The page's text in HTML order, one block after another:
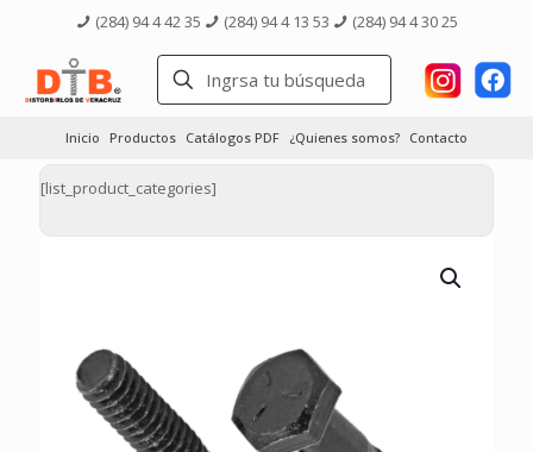
(284) 94 4 42 35 (284) 94 4 13 53 (284) 94 4 30 25
Inicio Productos Catálogos PDF ¿Quienes somos? Contacto
[list_product_categories]